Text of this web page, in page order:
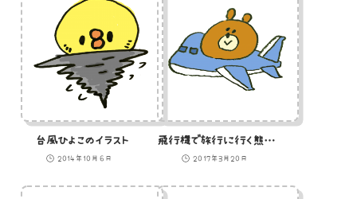
台風ひよこのイラスト
2014年10月6日
飛行機で旅行に行く熊のイラスト
2017年3月20日